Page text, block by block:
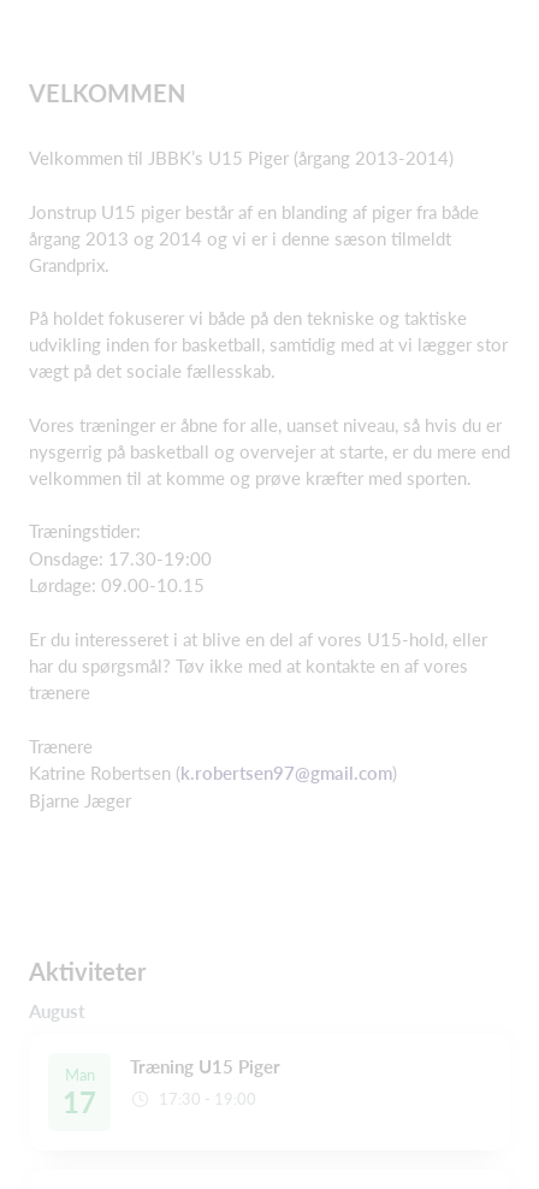
VELKOMMEN
Velkommen til JBBK’s U15 Piger (årgang 2013-2014)
Jonstrup U15 piger består af en blanding af piger fra både
årgang 2013 og 2014 og vi er i denne sæson tilmeldt
Grandprix.
På holdet fokuserer vi både på den tekniske og taktiske
udvikling inden for basketball, samtidig med at vi lægger stor
vægt på det sociale fællesskab.
Vores træninger er åbne for alle, uanset niveau, så hvis du er
nysgerrig på basketball og overvejer at starte, er du mere end
velkommen til at komme og prøve kræfter med sporten.
Træningstider:
Onsdage: 17.30-19:00
Lørdage: 09.00-10.15
Er du interesseret i at blive en del af vores U15-hold, eller
har du spørgsmål? Tøv ikke med at kontakte en af vores
trænere
Trænere
Katrine Robertsen (k.robertsen97@gmail.com)
Bjarne Jæger
Aktiviteter
August
Man
17
Træning U15 Piger
17:30 - 19:00